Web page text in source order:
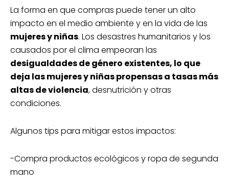
La forma en que compras puede tener un alto
impacto en el medio ambiente y en la vida de las
mujeres y niñas. Los desastres humanitarios y los
causados por el clima empeoran las
desigualdades de género existentes, lo que
deja las mujeres y niñas propensas a tasas más
altas de violencia, desnutrición y otras
condiciones.
Algunos tips para mitigar estos impactos:
-Compra productos ecológicos y ropa de segunda
mano